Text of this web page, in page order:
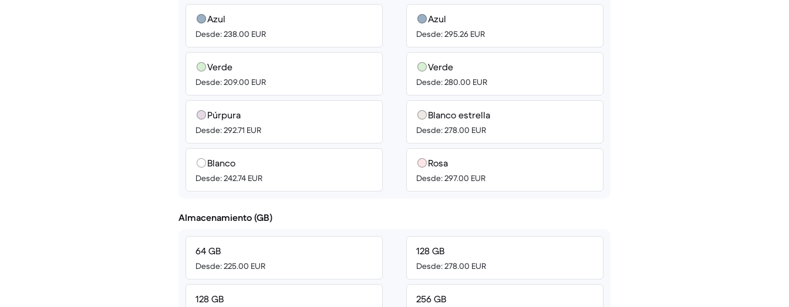
Azul
Desde: 238.00 EUR
Verde
Desde: 209.00 EUR
Púrpura
Desde: 292.71 EUR
Blanco
Desde: 242.74 EUR
Azul
Desde: 295.26 EUR
Verde
Desde: 280.00 EUR
Blanco estrella
Desde: 278.00 EUR
Rosa
Desde: 297.00 EUR
Almacenamiento (GB)
64 GB
Desde: 225.00 EUR
128 GB
128 GB
Desde: 278.00 EUR
256 GB